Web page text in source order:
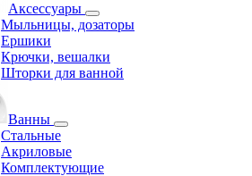
Аксессуары
Мыльницы, дозаторы
Ершики
Крючки, вешалки
Шторки для ванной
Ванны
Стальные
Акриловые
Комплектующие